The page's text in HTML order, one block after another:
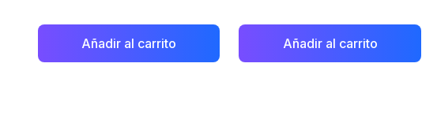
Añadir al carrito Añadir al carrito